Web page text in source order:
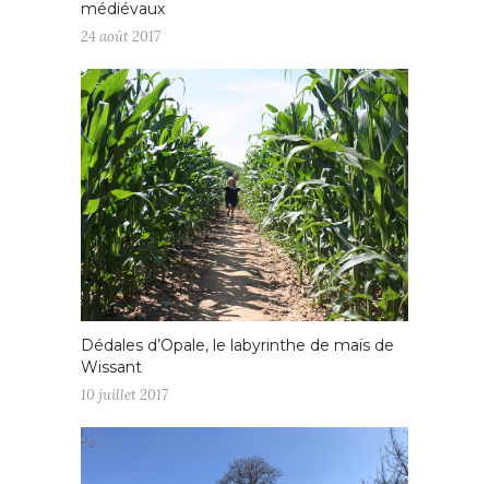
médiévaux
24 août 2017
Dédales d’Opale, le labyrinthe de maïs de
Wissant
10 juillet 2017